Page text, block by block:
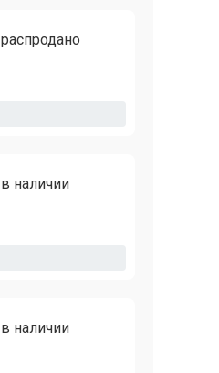
распродано
в наличии
в наличии